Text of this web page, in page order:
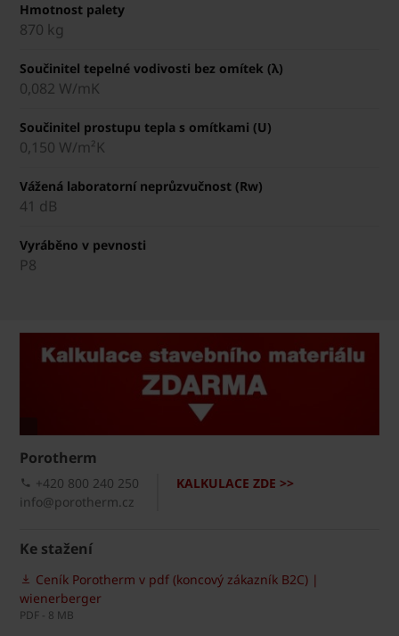
Hmotnost palety
870 kg
Součinitel tepelné vodivosti bez omítek (λ)
0,082 W/mK
Součinitel prostupu tepla s omítkami (U)
0,150 W/m²K
Vážená laboratorní neprůzvučnost (Rw)
41 dB
Vyráběno v pevnosti
P8
Porotherm
KALKULACE ZDE >>
+420 800 240 250
info@porotherm.cz
Ke stažení
Ceník Porotherm v pdf (koncový zákazník B2C) |
wienerberger
PDF - 8 MB